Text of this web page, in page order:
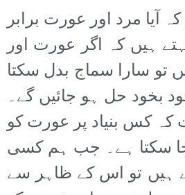
آیا مرد اور عورت برابر
ہیں کہ اگر عورت اور
تو سارا سماج بدل سکتا
بخود حل ہو جائیں گے۔
کس بنیاد پر عورت کو
جا سکتا ہے۔ جب ہم کسی
ہیں تو اس کے ظاہر سے